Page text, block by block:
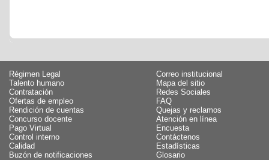
Régimen Legal
Talento humano
Contratación
Ofertas de empleo
Rendición de cuentas
Concurso docente
Pago Virtual
Control interno
Calidad
Buzón de notificaciones
Correo institucional
Mapa del sitio
Redes Sociales
FAQ
Quejas y reclamos
Atención en línea
Encuesta
Contáctenos
Estadísticas
Glosario